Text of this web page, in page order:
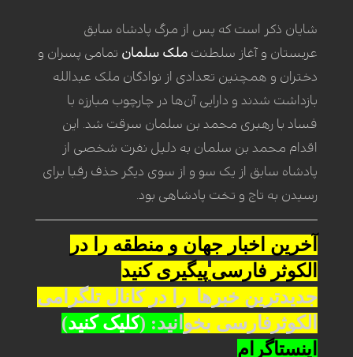
شایان ذکر است که پس از مرگ پادشاه سابق
عربستان و آغاز سلطنت ملک سلمان تمامی پسران و
دختران و همچنین تعدادی از نوادگان ملک عبدالله
بازداشت شدند و دارایی آن‌ها در چارچوب مبارزه با
فساد با رهبری محمد بن سلمان سرقت شد. این
اقدام محمد بن سلمان به دلیل نفرت شخصی از
پادشاه سابق از یک سو و از سوی دیگر حذف رقبا برای
رسیدن به تاج و تخت پادشاهی بود.
آخرین اخبار جهان و منطقه را در
الکوثر فارسیپیگیری کنید
جدیدترین خبرها را در کانال تلگرامی
الکوثرفارسی بخو انید: (کلیک کنید)
اینستاگرام